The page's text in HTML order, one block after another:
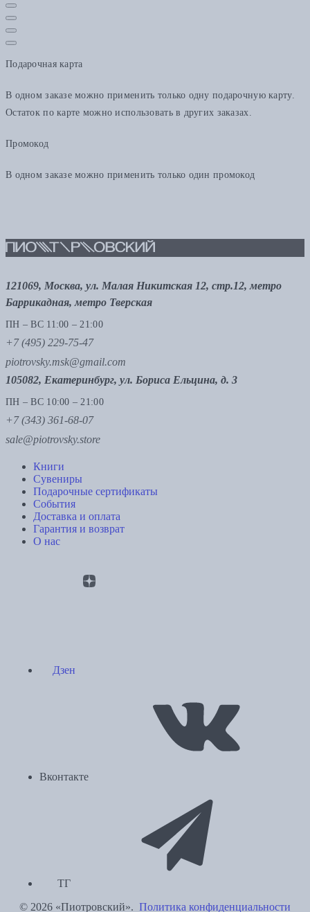
Подарочная карта
В одном заказе можно применить только одну подарочную карту.
Остаток по карте можно использовать в других заказах.
Промокод
В одном заказе можно применить только один промокод
121069, Москва, ул. Малая Никитская 12, стр.12, метро
Баррикадная, метро Тверская
ПН – ВС 11:00 – 21:00
+7 (495) 229-75-47
piotrovsky.msk@gmail.com
105082, Екатеринбург, ул. Бориса Ельцина, д. 3
ПН – ВС 10:00 – 21:00
+7 (343) 361-68-07
sale@piotrovsky.store
Книги
Сувениры
Подарочные сертификаты
События
Доставка и оплата
Гарантия и возврат
О нас
Дзен
Вконтакте
ТГ
© 2026 «Пиотровский». Политика конфиденциальности